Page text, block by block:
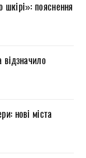
пояснення
відзначило
нові міста